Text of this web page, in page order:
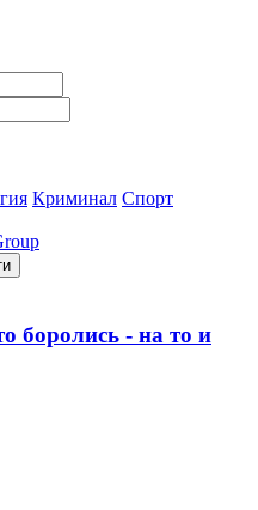
Криминал Спорт
боролись - на то и